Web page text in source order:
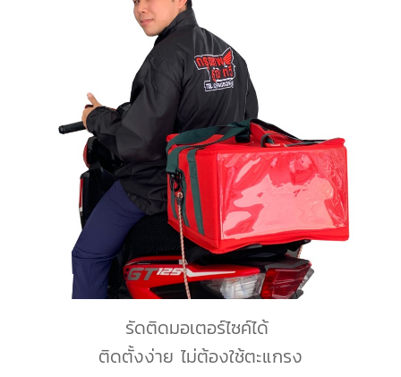
รัดติดมอเตอร์ไซค์ได้
ติดตั้งง่าย ไม่ต้องใช้ตะแกรง